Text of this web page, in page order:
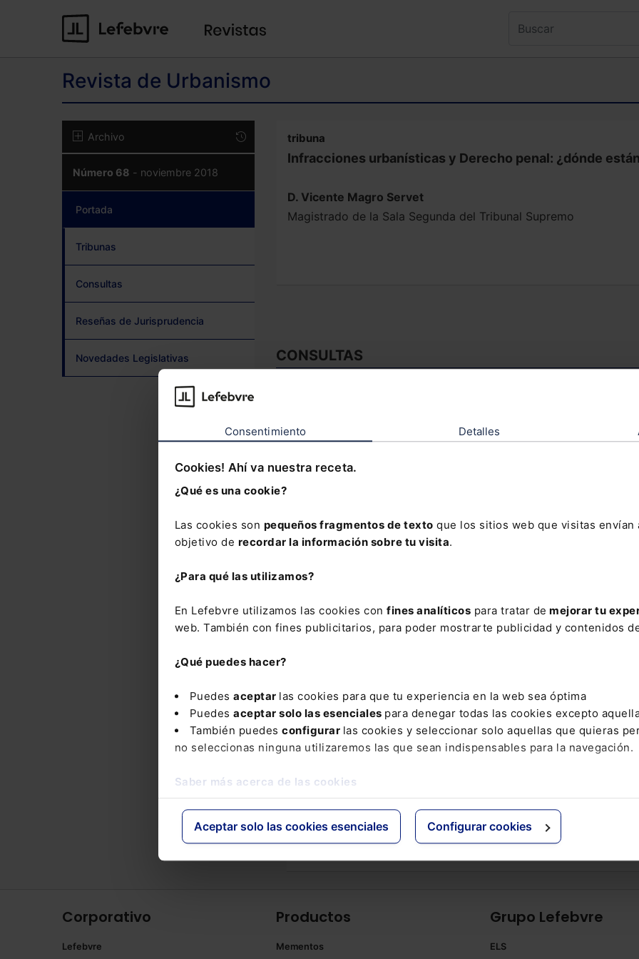
Consentimiento Detalles
Cookies! Ahí va nuestra receta.
¿Qué es una cookie?
Las cookies son pequeños fragmentos de texto que los sitios web que visitas envían
objetivo de recordar la información sobre tu visita.
¿Para qué las utilizamos?
En Lefebvre utilizamos las cookies con fines analíticos para tratar de mejorar tu
web. También con fines publicitarios, para poder mostrarte publicidad y contenidos
¿Qué puedes hacer?
Puedes aceptar las cookies para que tu experiencia en la web sea óptima
Puedes aceptar solo las esenciales para denegar todas las cookies excepto
También puedes configurar las cookies y seleccionar solo aquellas que quieras
no seleccionas ninguna utilizaremos las que sean indispensables para la navegación.
Saber más acerca de las cookies
Aceptar solo las cookies esenciales Configurar cookies
Revista de Urbanismo
Archivo
Número 68 - noviembre 2018
Portada
Tribunas
Consultas
Reseñas de Jurisprudencia
Novedades Legislativas
tribuna
Infracciones urbanísticas y Derecho penal: ¿dónde
D. Vicente Magro Servet
Magistrado de la Sala Segunda del Tribunal Supremo
CONSULTAS
Incumplimiento e inactividad
expediente de reparcelación
Solicitud de prórroga de
Devolución de fianza por
Disciplina urbanística.
Planeamiento territorial y
urbanístico
construida
Novedades Legislativas
ESTATAL
Real Decreto-ley 18/2018, de 8 de noviembre, sobre medidas
urgentes en materia de carreteras -EDL 2018/125255 -
Trascendencia y finalidad
Corporativo
Lefebvre
Productos
Mementos
Grupo Lefebvre
ELS